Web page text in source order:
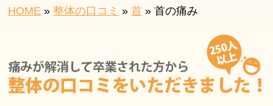
HOME » 整体の口コミ » 首 » 首の痛み